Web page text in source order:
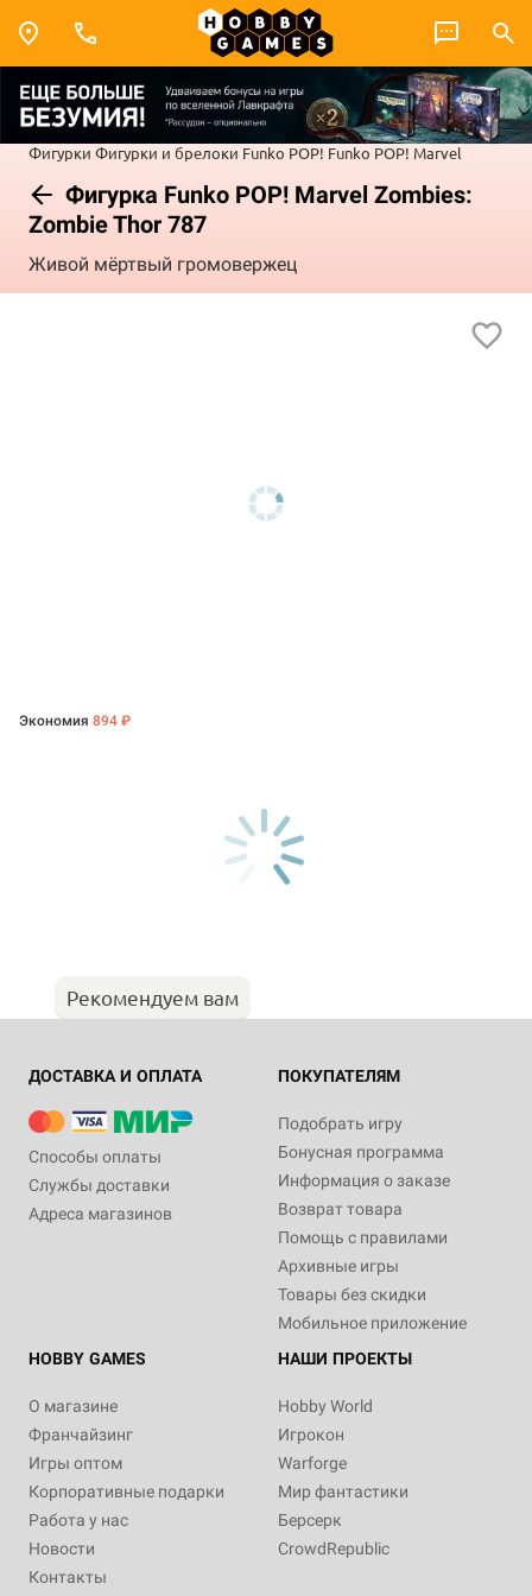
Фигурки Фигурки и брелоки Funko POP! Funko POP! Marvel
Фигурка Funko POP! Marvel Zombies:
Zombie Thor 787
Живой мёртвый громовержец
Экономия 894 ₽
Рекомендуем вам
ДОСТАВКА И ОПЛАТА
Способы оплаты
Службы доставки
Адреса магазинов
ПОКУПАТЕЛЯМ
Подобрать игру
Бонусная программа
Информация о заказе
Возврат товара
Помощь с правилами
Архивные игры
Товары без скидки
Мобильное приложение
HOBBY GAMES
О магазине
Франчайзинг
Игры оптом
Корпоративные подарки
Работа у нас
Новости
Контакты
НАШИ ПРОЕКТЫ
Hobby World
Игрокон
Warforge
Мир фантастики
Берсерк
CrowdRepublic